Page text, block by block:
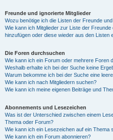
Freunde und ignorierte Mitglieder
Wozu benötige ich die Listen der Freunde
Wie kann ich Mitglieder zur Liste der
hinzufügen oder diese wieder aus den Listen
Die Foren durchsuchen
Wie kann ich ein Forum oder mehrere Foren
Weshalb erhalte ich bei der Suche keine
Warum bekomme ich bei der Suche eine
Wie kann ich nach Mitgliedern suchen?
Wie kann ich meine eigenen Beiträge und
Abonnements und Lesezeichen
Was ist der Unterschied zwischen einem
Thema oder Forum?
Wie kann ich ein Lesezeichen auf ein Thema
Wie kann ich ein Forum abonnieren?